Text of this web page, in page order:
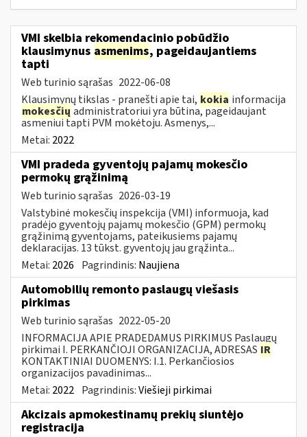
VMI skelbia rekomendacinio pobūdžio
klausimynus asmenims, pageidaujantiems
tapti
Web turinio sąrašas 2022-06-08
Klausimynų tikslas - pranešti apie tai, kokia informacija
mokesčių administratoriui yra būtina, pageidaujant
asmeniui tapti PVM mokėtoju. Asmenys,...
Metai: 2022
VMI pradeda gyventojų pajamų mokesčio
permokų grąžinimą
Web turinio sąrašas 2026-03-19
Valstybinė mokesčių inspekcija (VMI) informuoja, kad
pradėjo gyventojų pajamų mokesčio (GPM) permokų
grąžinimą gyventojams, pateikusiems pajamų
deklaracijas. 13 tūkst. gyventojų jau grąžinta...
Metai: 2026 Pagrindinis: Naujiena
Automobilių remonto paslaugų viešasis
pirkimas
Web turinio sąrašas 2022-05-20
INFORMACIJA APIE PRADEDAMUS PIRKIMUS Paslaugų
pirkimai I. PERKANČIOJI ORGANIZACIJA, ADRESAS IR
KONTAKTINIAI DUOMENYS: I.1. Perkančiosios
organizacijos pavadinimas...
Metai: 2022 Pagrindinis:Viešieji pirkimai
Akcizais apmokestinamų prekių siuntėjo
registracija